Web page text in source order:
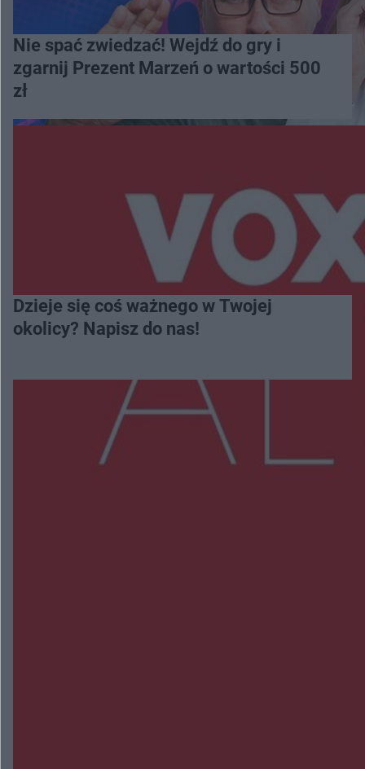
Nie spać zwiedzać! Wejdź do gry i
zgarnij Prezent Marzeń o wartości 500
zł
Dzieje się coś ważnego w Twojej
okolicy? Napisz do nas!
Więcej